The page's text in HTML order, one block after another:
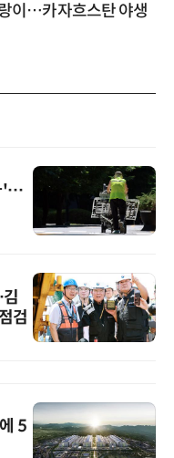
이…카자흐스탄 야생
'…
검
5